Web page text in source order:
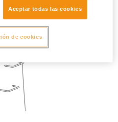
Aceptar todas las cookies
de cookies